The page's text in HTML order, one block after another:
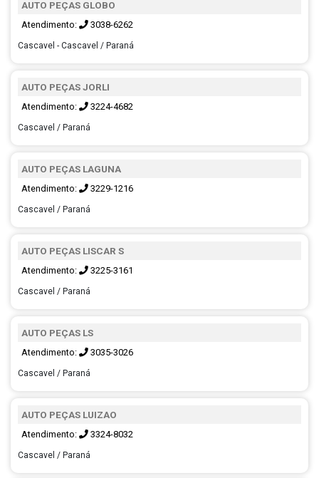
AUTO PEÇAS GLOBO
Atendimento: 3038-6262
Cascavel - Cascavel / Paraná
AUTO PEÇAS JORLI
Atendimento: 3224-4682
Cascavel / Paraná
AUTO PEÇAS LAGUNA
Atendimento: 3229-1216
Cascavel / Paraná
AUTO PEÇAS LISCAR S
Atendimento: 3225-3161
Cascavel / Paraná
AUTO PEÇAS LS
Atendimento: 3035-3026
Cascavel / Paraná
AUTO PEÇAS LUIZAO
Atendimento: 3324-8032
Cascavel / Paraná